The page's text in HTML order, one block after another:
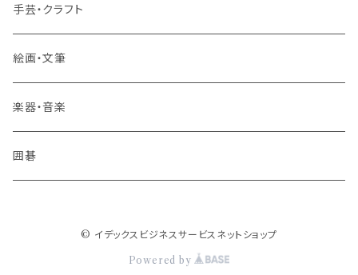
その他 旅行・流通
手芸・クラフト
絵画・文筆
楽器・音楽
囲碁
© イデックスビジネスサービスネットショップ
Powered by